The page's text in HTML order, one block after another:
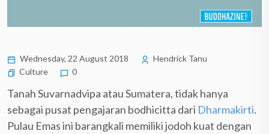
Wednesday, 22 August 2018
Hendrick Tanu
Culture
0
Tanah Suvarnadvipa atau Sumatera, tidak hanya
sebagai pusat pengajaran bodhicitta dari Dharmakirti.
Pulau Emas ini barangkali memiliki jodoh kuat dengan